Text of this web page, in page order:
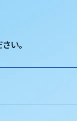
い。